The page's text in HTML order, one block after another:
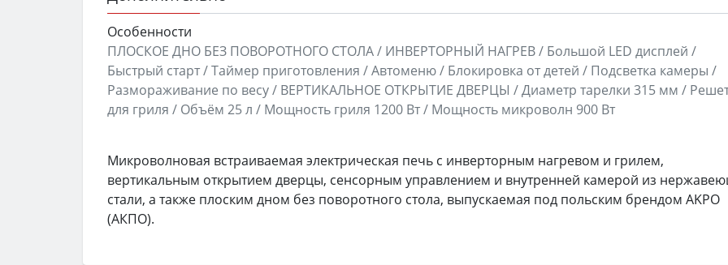
Особенности
ПЛОСКОЕ ДНО БЕЗ ПОВОРОТНОГО СТОЛА / ИНВЕРТОРНЫЙ НАГРЕВ / Большой LED дисплей /
Быстрый старт / Таймер приготовления / Автоменю / Блокировка от детей / Подсветка камеры /
Размораживание по весу / ВЕРТИКАЛЬНОЕ ОТКРЫТИЕ ДВЕРЦЫ / Диаметр тарелки 315 мм /
для гриля / Объём 25 л / Мощность гриля 1200 Вт / Мощность микроволн 900 Вт
Микроволновая встраиваемая электрическая печь с инверторным нагревом и грилем,
вертикальным открытием дверцы, сенсорным управлением и внутренней камерой из
стали, а также плоским дном без поворотного стола, выпускаемая под польским брендом AKPO
(АКПО).